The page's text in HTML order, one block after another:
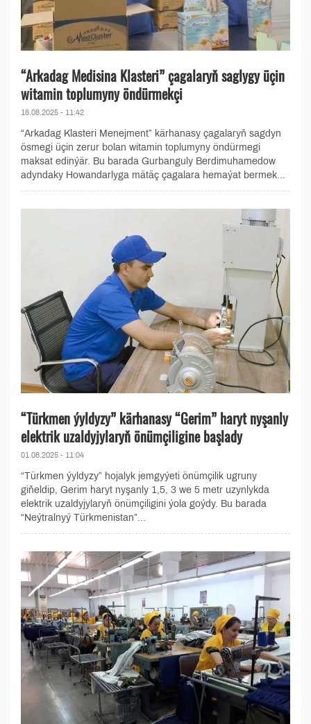
“Arkadag Medisina Klasteri” çagalaryň saglygy üçin
witamin toplumyny öndürmekçi
18.08.2025 - 11:42
“Arkadag Klasteri Menejment” kärhanasy çagalaryň sagdyn
ösmegi üçin zerur bolan witamin toplumyny öndürmegi
maksat edinýär. Bu barada Gurbanguly Berdimuhamedow
adyndaky Howandarlyga mätäç çagalara hemaýat bermek...
“Türkmen ýyldyzy” kärhanasy “Gerim” haryt nyşanly
elektrik uzaldyjylaryň önümçiligine başlady
01.08.2025 - 11:04
“Türkmen ýyldyzy” hojalyk jemgyýeti önümçilik ugruny
giňeldip, Gerim haryt nyşanly 1,5, 3 we 5 metr uzynlykda
elektrik uzaldyjylaryň önümçiligini ýola goýdy. Bu barada
“Neýtralnyý Türkmenistan”...